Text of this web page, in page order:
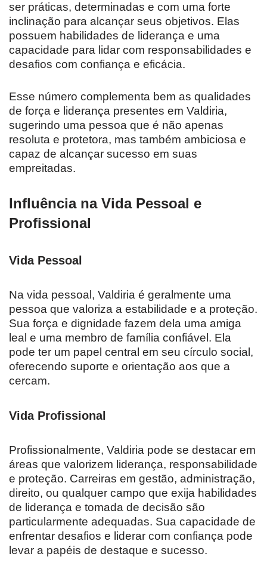
ser práticas, determinadas e com uma forte
inclinação para alcançar seus objetivos. Elas
possuem habilidades de liderança e uma
capacidade para lidar com responsabilidades e
desafios com confiança e eficácia.
Esse número complementa bem as qualidades
de força e liderança presentes em Valdiria,
sugerindo uma pessoa que é não apenas
resoluta e protetora, mas também ambiciosa e
capaz de alcançar sucesso em suas
empreitadas.
Influência na Vida Pessoal e
Profissional
Vida Pessoal
Na vida pessoal, Valdiria é geralmente uma
pessoa que valoriza a estabilidade e a proteção.
Sua força e dignidade fazem dela uma amiga
leal e uma membro de família confiável. Ela
pode ter um papel central em seu círculo social,
oferecendo suporte e orientação aos que a
cercam.
Vida Profissional
Profissionalmente, Valdiria pode se destacar em
áreas que valorizem liderança, responsabilidade
e proteção. Carreiras em gestão, administração,
direito, ou qualquer campo que exija habilidades
de liderança e tomada de decisão são
particularmente adequadas. Sua capacidade de
enfrentar desafios e liderar com confiança pode
levar a papéis de destaque e sucesso.